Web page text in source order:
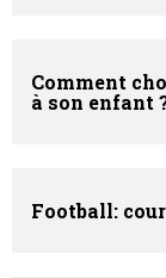
Comment
à son enfant
Football: